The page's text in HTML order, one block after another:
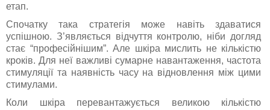
етап.
Спочатку така стратегія може навіть здаватися
успішною. З’являється відчуття контролю, ніби догляд
стає “професійнішим”. Але шкіра мислить не кількістю
кроків. Для неї важливі сумарне навантаження, частота
стимуляції та наявність часу на відновлення між цими
стимулами.
Коли шкіра перевантажується великою кількістю